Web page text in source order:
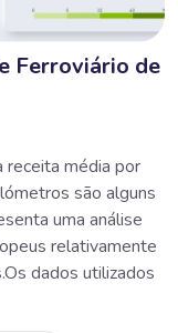
Ferroviário de
receita média por
são alguns
uma análise
relativamente
dados utilizados